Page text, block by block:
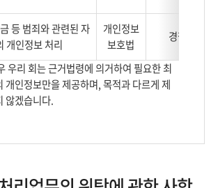
등 범죄와 관련된 자
개인정보 처리
개인정보
보호법
경찰관서
우리 회는 근거법령에 의거하여 필요한 최
개인정보만을 제공하며, 목적과 다르게 제
않겠습니다.